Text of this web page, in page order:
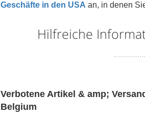
Geschäfte in den USA an, in denen
Hilfreiche
Verbotene Artikel & amp;
Belgium